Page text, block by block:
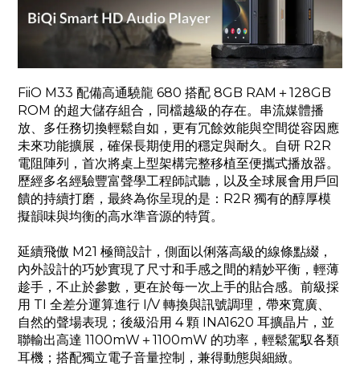
FiiO M33 配備高通驍龍 680 搭配 8GB RAM＋128GB
ROM 的超大儲存組合，同檔越級的存在。串流媒體播
放、多任務切換輕鬆自如，更有冗餘效能與空間從容因應
未來功能擴展，確保長期使用的穩定與耐久。自研 R2R
電阻陣列，首次將桌上型架構完整移植至便攜式播放器。
歷經多名經驗豐富聲學工程師試聽，以及全球展會用戶回
饋的持續打磨，最終為你呈現的是：R2R 獨有的醇厚模
擬韻味與均衡的高水準音源的特質。
延續飛傲 M21 極簡設計，側面以俐落高級的線條點綴，
內外設計的巧妙實現了尺寸和手感之間的精妙平衡，輕薄
趁手，不止於參數，更在於每一次上手的貼合感。前級採
用 TI 全差分運算進行 I/V 轉換與訊號調理，帶來寬廣、
自然的聲場表現；後級沿用 4 顆 INA1620 耳擴晶片，並
聯輸出高達 1100mW＋1100mW 的功率，輕鬆駕馭各類
耳機；搭配獨立電子音量控制，兼得動態與細緻。